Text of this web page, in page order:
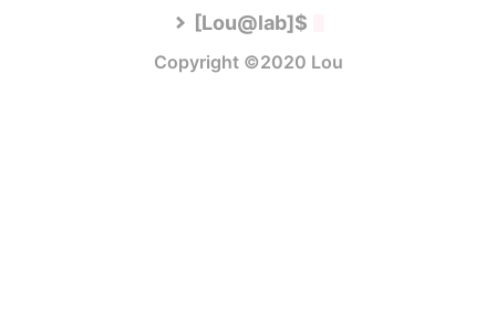
[Lou@lab]$
Copyright ©2020 Lou